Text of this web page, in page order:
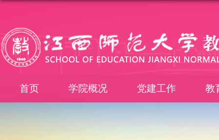
首页 学院概况 党建工作 教